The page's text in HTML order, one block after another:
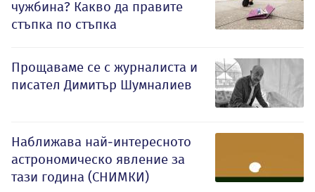
чужбина? Какво да правите
стъпка по стъпка
Прощаваме се с журналиста и
писател Димитър Шумналиев
Наближава най-интересното
астрономическо явление за
тази година (СНИМКИ)